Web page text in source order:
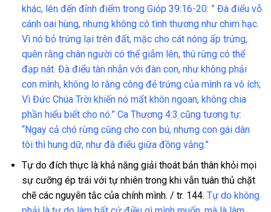
khác, lên đến đỉnh điểm trong Gióp 39:16-20: ” Đà điểu vỗ
cánh oai hùng, nhưng không có tình thương như chim hạc.
Vì nó bỏ trứng lại trên đất, mặc cho cát nóng ấp trứng,
quên rằng chân người có thể giẫm lên, thú rừng có thể
đạp nát. Đà điểu tàn nhẫn với đàn con, như không phải
con mình, không lo rằng công đẻ trứng của mình ra vô ích;
Vì Đức Chúa Trời khiến nó mất khôn ngoan, không chia
phần hiểu biết cho nó.” Ca Thương 4:3 cũng tương tự:
“Ngay cả chó rừng cũng cho con bú, nhưng con gái dân
tôi thì hung dữ, như đà điểu giữa đồng vắng.”
Tự do đích thực là khả năng giải thoát bản thân khỏi mọi
sự cưỡng ép trái với tự nhiên trong khi vẫn tuân thủ chặt
chẽ các nguyên tắc của chính mình. / tr. 144. Tự do không